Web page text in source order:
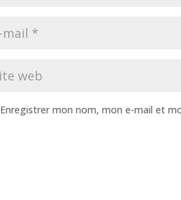
Enregistrer mon nom, mon e-mail et